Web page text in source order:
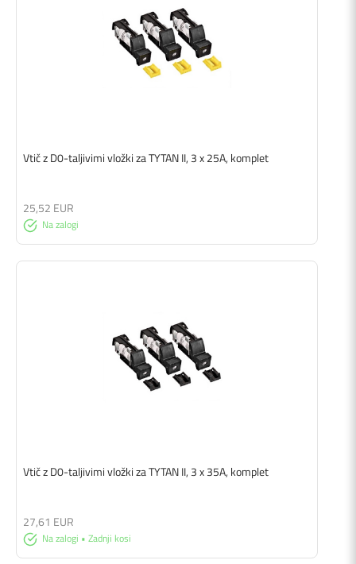
Vtič z D0-taljivimi vložki za TYTAN II, 3 x 25A, komplet
Na zalogi
25,52 EUR
Vtič z D0-taljivimi vložki za TYTAN II, 3 x 35A, komplet
Na zalogi • Zadnji kosi
27,61 EUR